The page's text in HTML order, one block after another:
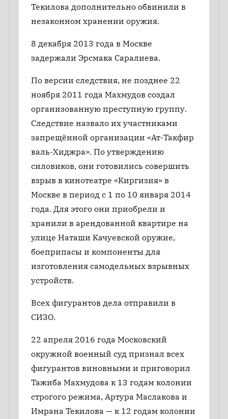
Текилова дополнительно обвинили в
незаконном хранении оружия.
8 декабря 2013 года в Москве
задержали Эрсмака Саралиева.
По версии следствия, не позднее 22
ноября 2011 года Махмудов создал
организованную преступную группу.
Следствие назвало их участниками
запрещённой организации «Ат-Такфир
валь-Хиджра». По утверждению
силовиков, они готовились совершить
взрыв в кинотеатре «Киргизия» в
Москве в период с 1 по 10 января 2014
года. Для этого они приобрели и
хранили в арендованной квартире на
улице Наташи Качуевской оружие,
боеприпасы и компоненты для
изготовления самодельных взрывных
устройств.
Всех фигурантов дела отправили в
СИЗО.
22 апреля 2016 года Московский
окружной военный суд признал всех
фигурантов виновными и приговорил
Тажиба Махмудова к 13 годам колонии
строгого режима, Артура Маслакова и
Имрана Текилова — к 12 годам колонии